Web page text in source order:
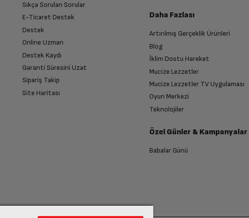
Sıkça Sorulan Sorular
E-Ticaret Destek
Destek
Online Uzman
Destek Kaydı
Garanti Süresini Uzat
Sipariş Takip
Site Haritası
Daha Fazlası
Artırılmış Gerçeklik Ürünleri
Blog
İklim Dostu Hareket
Mucize Lezzetler
Mucize Lezzetler TV Uygulaması
Oyun Merkezi
Teknolojiler
Özel Günler & Kampanyalar
Babalar Günü